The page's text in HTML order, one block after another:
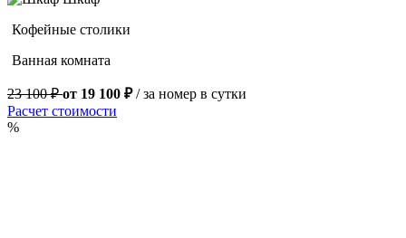
Кофейные столики
Ванная комната
23 100 ₽от 19 100 ₽/ за номер в сутки
Расчет стоимости
%